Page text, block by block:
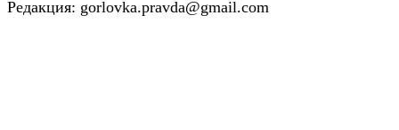
Редакция: gorlovka.pravda@gmail.com